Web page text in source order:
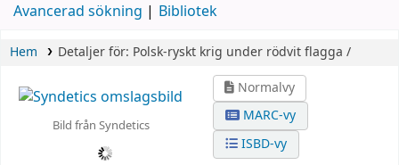
Avancerad sökning Bibliotek
Hem Detaljer för: Polsk-ryskt krig under rödvit flagga /
Bild från Syndetics
Normalvy
MARC-vy
ISBD-vy